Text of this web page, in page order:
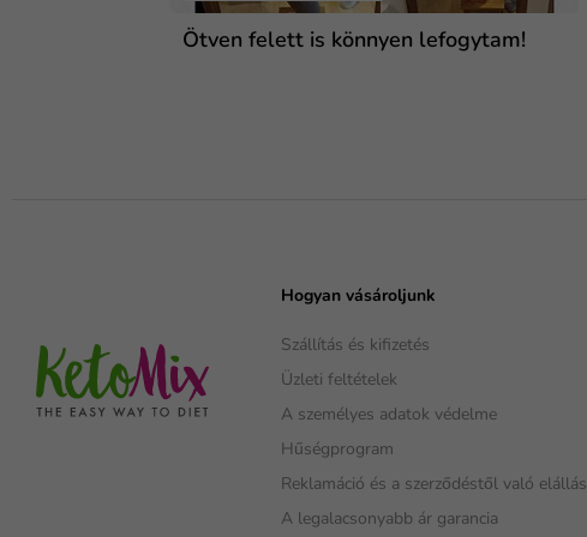
Ötven felett is könnyen lefogytam!
Hogyan vásároljunk
Szállítás és kifizetés
Üzleti feltételek
A személyes adatok védelme
Hűségprogram
Reklamáció és a szerződéstől való elállás
A legalacsonyabb ár garancia